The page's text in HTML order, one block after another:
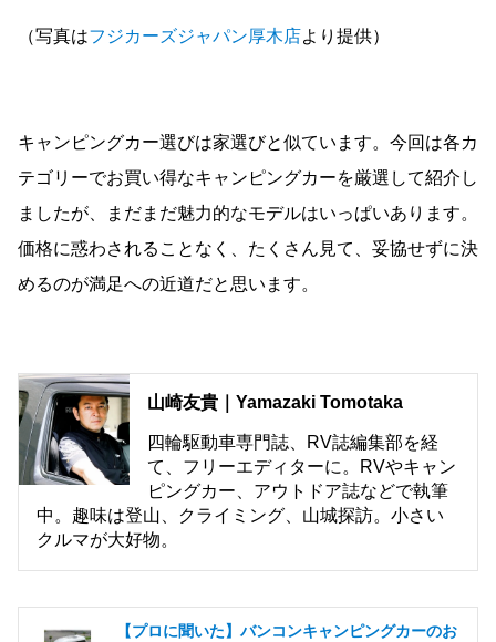
（写真はフジカーズジャパン厚木店より提供）
キャンピングカー選びは家選びと似ています。今回は各カ
テゴリーでお買い得なキャンピングカーを厳選して紹介し
ましたが、まだまだ魅力的なモデルはいっぱいあります。
価格に惑わされることなく、たくさん見て、妥協せずに決
めるのが満足への近道だと思います。
山崎友貴｜Yamazaki Tomotaka
四輪駆動車専門誌、RV誌編集部を経
て、フリーエディターに。RVやキャン
ピングカー、アウトドア誌などで執筆
中。趣味は登山、クライミング、山城探訪。小さい
クルマが大好物。
【プロに聞いた】バンコンキャンピングカーのお